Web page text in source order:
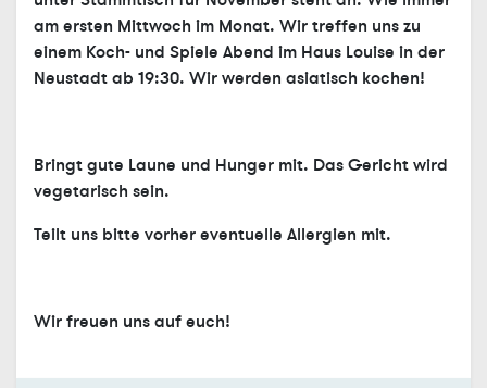
am ersten Mittwoch im Monat. Wir treffen uns zu
einem Koch- und Spiele Abend im Haus Louise in der
Neustadt ab 19:30. Wir werden asiatisch kochen!
Bringt gute Laune und Hunger mit. Das Gericht wird
vegetarisch sein.
Teilt uns bitte vorher eventuelle Allergien mit.
Wir freuen uns auf euch!